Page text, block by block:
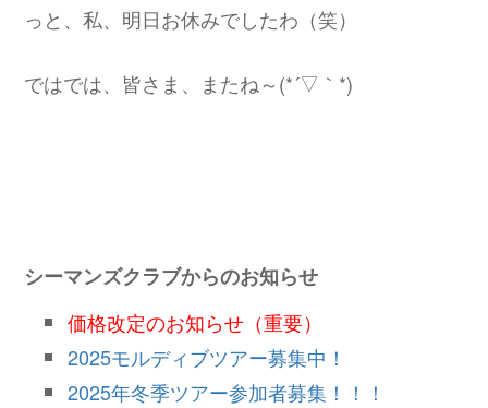
っと、私、明日お休みでしたわ（笑）
ではでは、皆さま、またね～(*´▽｀*)
シーマンズクラブからのお知らせ
価格改定のお知らせ（重要）
2025モルディブツアー募集中！
2025年冬季ツアー参加者募集！！！